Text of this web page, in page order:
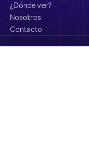
¿Dónde ver?
Nosotros
Contacto